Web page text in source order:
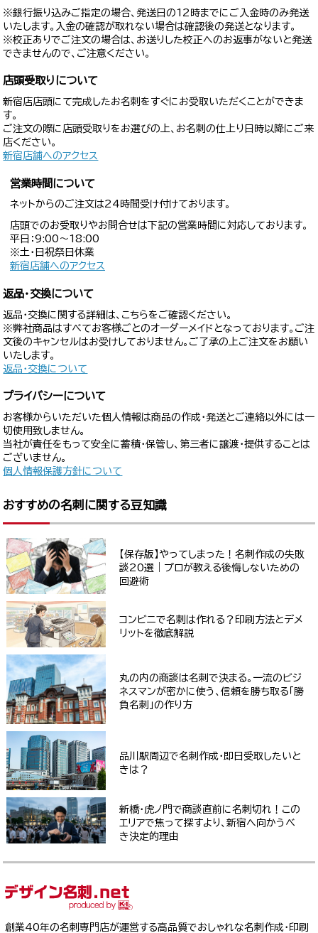
※銀行振り込みご指定の場合、発送日の12時までにご入金時のみ発送
いたします。入金の確認が取れない場合は確認後の発送となります。
※校正ありでご注文の場合は、お送りした校正へのお返事がないと発送
できませんので、ご注意ください。
店頭受取りについて
新宿店店頭にて完成したお名刺をすぐにお受取いただくことができま
す。
ご注文の際に店頭受取りをお選びの上、お名刺の仕上り日時以降にご来
店ください。
新宿店舗へのアクセス
営業時間について
ネットからのご注文は24時間受け付けております。
店頭でのお受取りやお問合せは下記の営業時間に対応しております。
平日：9:00〜18:00
※土・日祝祭日休業
新宿店舗へのアクセス
返品・交換について
返品・交換に関する詳細は、こちらをご確認ください。
※弊社商品はすべてお客様ごとのオーダーメイドとなっております。ご注
文後のキャンセルはお受けしておりません。ご了承の上ご注文をお願い
いたします。
返品・交換について
プライバシーについて
お客様からいただいた個人情報は商品の作成・発送とご連絡以外には一
切使用致しません。
当社が責任をもって安全に蓄積・保管し、第三者に譲渡・提供することは
ございません。
個人情報保護方針について
おすすめの名刺に関する豆知識
【保存版】やってしまった！名刺作成の失敗
談20選｜プロが教える後悔しないための
回避術
コンビニで名刺は作れる？印刷方法とデメ
リットを徹底解説
丸の内の商談は名刺で決まる。一流のビジ
ネスマンが密かに使う、信頼を勝ち取る「勝
負名刺」の作り方
品川駅周辺で名刺作成・即日受取したいと
きは？
新橋・虎ノ門で商談直前に名刺切れ！この
エリアで焦って探すより、新宿へ向かうべ
き決定的理由
創業40年の名刺専門店が運営する高品質でおしゃれな名刺作成・印刷